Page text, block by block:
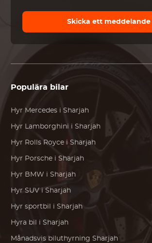
Skicka ett meddelande
Populära bilar
Hyr Mercedes i Sharjah
Hyr Lamborghini i Sharjah
Hyr Rolls Royce i Sharjah
Hyr Porsche i Sharjah
Hyr BMW i Sharjah
Hyr SUV i Sharjah
Hyr sportbil i Sharjah
Hyra bil i Sharjah
Månadsvis biluthyrning Sharjah